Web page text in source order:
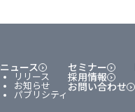
ニュース
リリース
お知らせ
パブリシティ
セミナー
採用情報
お問い合わせ